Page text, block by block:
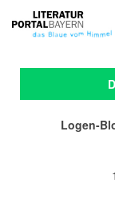
Logen-